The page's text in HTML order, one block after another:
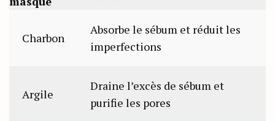
Charbon
Absorbe le sébum et réduit les
imperfections
Argile
Draine l’excès de sébum et
purifie les pores